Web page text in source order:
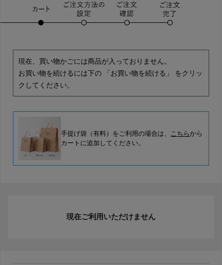
現在、買い物かごには商品が入っておりません。
お買い物を続けるには下の 「お買い物を続ける」 をクリッ
クしてください。
手提げ袋（有料）をご利用の場合は、 こちらから
カートに追加してください。
現在ご利用いただけません